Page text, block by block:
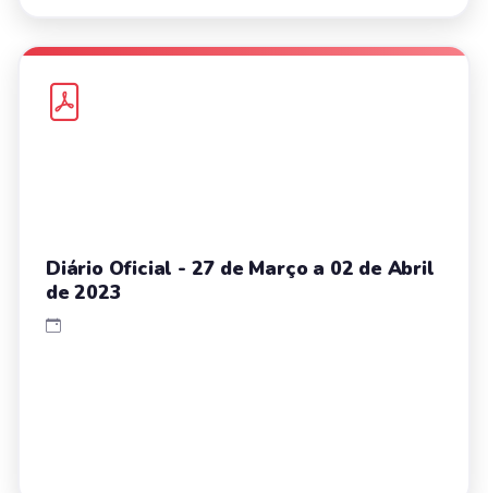
Diário Oficial - 27 de Março a 02 de Abril
de 2023